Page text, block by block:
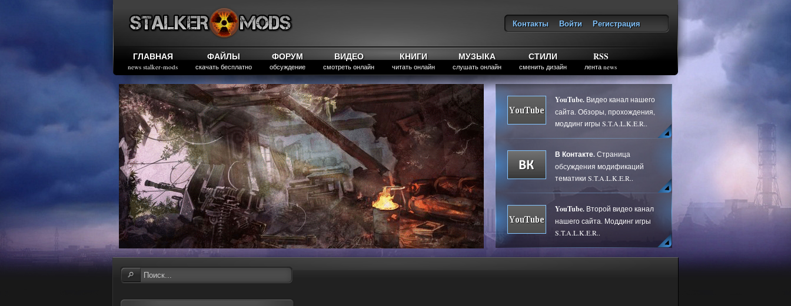
Контакты Войти
Регистрация
ГЛАВНАЯ
news stalker-mods
ФАЙЛЫ
скачать бесплатно
ФОРУМ
обсуждение
ВИДЕО
смотреть онлайн
КНИГИ
читать онлайн
МУЗЫКА
слушать онлайн
СТИЛИ
сменить дизайн
RSS
лента news
YouTube. Видео канал нашего
сайта. Обзоры, прохождения,
моддинг игры S.T.A.L.K.E.R..
В Контакте.Страница
обсуждения модификаций
тематики S.T.A.L.K.E.R..
YouTube. Второй видео канал
нашего сайта. Моддинг игры
S.T.A.L.K.E.R..